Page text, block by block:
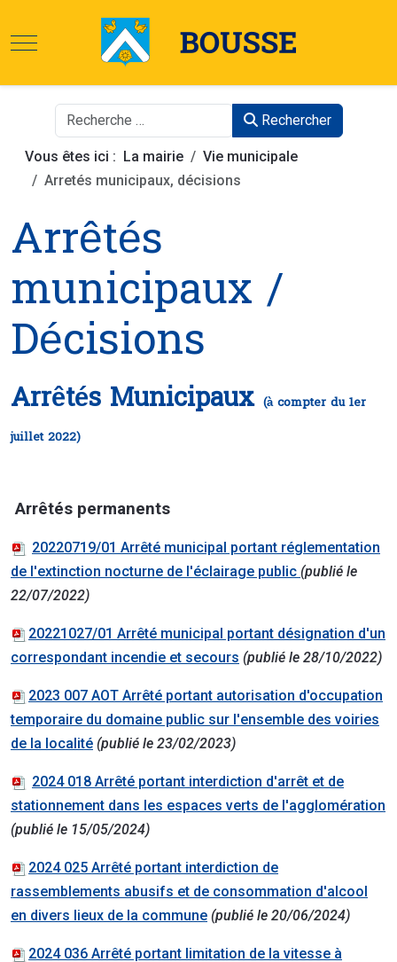
Commune de
Site officiel de la mairie
Mobile Menu Toggle
Rechercher Rechercher
Vous êtes ici : La mairie
Vie municipale
Arretés municipaux, décisions
Arrêtés
municipaux /
Décisions
Arrêtés Municipaux (à compter du 1er
juillet 2022)
Arrêtés permanents
20220719/01 Arrêté municipal portant réglementation
de l'extinction nocturne de l'éclairage public (publié le
22/07/2022)
20221027/01 Arrêté municipal portant désignation d'un
correspondant incendie et secours (publié le 28/10/2022)
2023 007 AOT Arrêté portant autorisation d'occupation
temporaire du domaine public sur l'ensemble des voiries
de la localité (publié le 23/02/2023)
2024 018 Arrêté portant interdiction d'arrêt et de
stationnement dans les espaces verts de l'agglomération
(publié le 15/05/2024)
2024 025 Arrêté portant interdiction de
rassemblements abusifs et de consommation d'alcool
en divers lieux de la commune (publié le 20/06/2024)
2024 036 Arrêté portant limitation de la vitesse à